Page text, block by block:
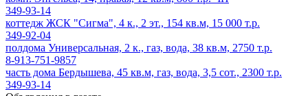
349-93-14
коттедж ЖСК "Сигма", 4 к., 2 эт., 154 кв.м, 15 000 т.р.
349-92-04
полдома Универсальная, 2 к., газ, вода, 38 кв.м, 2750 т.р.
8-913-751-9857
часть дома Бердышева, 45 кв.м, газ, вода, 3,5 сот., 2300 т.р.
349-93-14